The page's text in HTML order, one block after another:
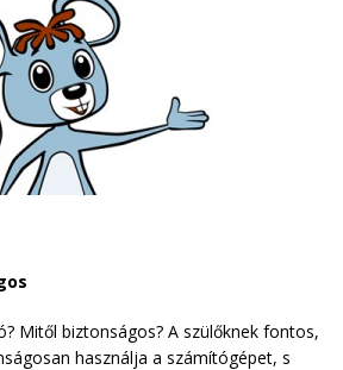
Mitől biztonságos? A szülőknek fontos,
használja a számítógépet, s